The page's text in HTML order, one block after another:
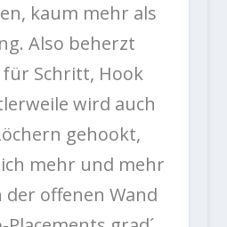
kaum mehr als
Also beherzt
Schritt, Hook
wird auch
gehookt,
mehr und mehr
offenen Wand